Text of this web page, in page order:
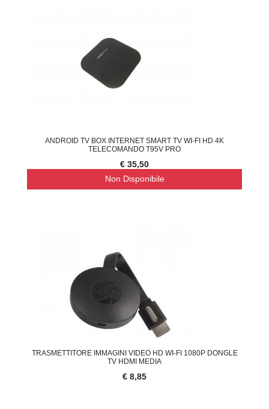
ANDROID TV BOX INTERNET SMART TV WI-FI HD 4K
TELECOMANDO T95V PRO
€ 35,50
Non Disponibile
TRASMETTITORE IMMAGINI VIDEO HD WI-FI 1080P DONGLE
TV HDMI MEDIA
€ 8,85